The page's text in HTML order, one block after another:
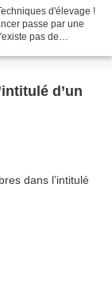
d'élevage !
passe par une
pas de
d’un